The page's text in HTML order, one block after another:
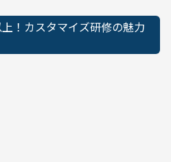
！カスタマイズ研修の魅力